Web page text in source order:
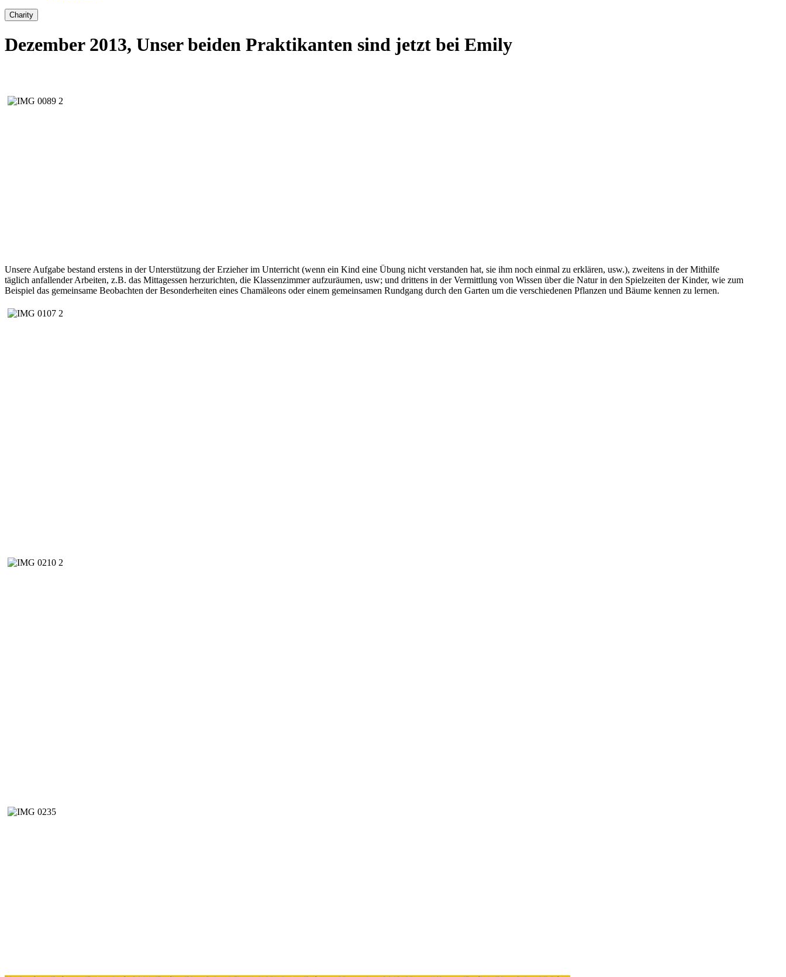
Charity
Dezember 2013, Unser beiden Praktikanten sind jetzt bei Emily
Unsere Aufgabe bestand erstens in der Unterstützung der Erzieher im Unterricht (wenn ein Kind eine Übung nicht verstanden hat, sie ihm noch einmal zu erklären, usw.), zweitens in der Mithilfe
täglich anfallender Arbeiten, z.B. das Mittagessen herzurichten, die Klassenzimmer aufzuräumen, usw; und drittens in der Vermittlung von Wissen über die Natur in den Spielzeiten der Kinder, wie zum
Beispiel das gemeinsame Beobachten der Besonderheiten eines Chamäleons oder einem gemeinsamen Rundgang durch den Garten um die verschiedenen Pflanzen und Bäume kennen zu lernen.